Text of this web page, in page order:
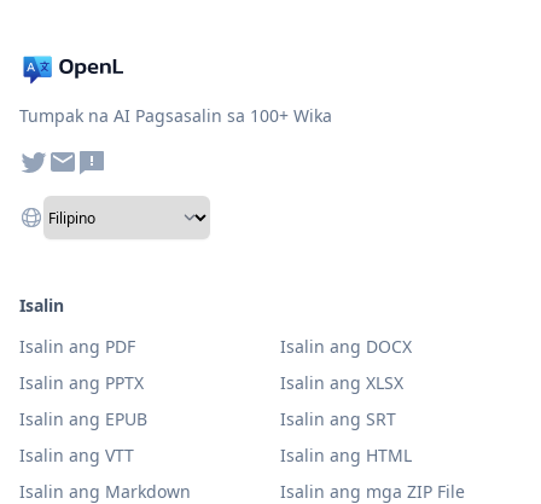
Tumpak na AI Pagsasalin sa 100+ Wika
Isalin
Isalin ang PDF
Isalin ang DOCX
Isalin ang PPTX
Isalin ang XLSX
Isalin ang EPUB
Isalin ang SRT
Isalin ang VTT
Isalin ang HTML
Isalin ang Markdown
Isalin ang mga ZIP File